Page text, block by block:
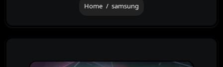
Home samsung